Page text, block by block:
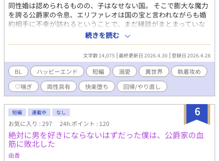
同性婚は認められるものの、子はなせない国。 そこで膨大な魔力
を誇る公爵家の令息、エリファレオは国の宝と言われながらも婚
約相手に不幸が訪れるということで、まだ縁談がまとまっていな
かった。 アカデミーにおける親友でもあり、たった一人の王子で
もあるアダルバードから求婚されたものの、血筋や相手に降りか
かる不幸が気になり、その申し出を断るエリファレオ。 諦めない
王子と家門から逃げて自分と結婚しよう、と言ってエリファレオ
に手を差し伸べたのは義母弟のジェレミーだったが、エリファレ
オはアダルバードと同じ理由でジェレミーの提案を断った。 アダ
ルバードとジェレミーは、お互いがいるからエリファレオが自分
の手を取らないのだ、と勘違いをした結果、エリファレオを巡っ
て決闘をすることになる。 決闘の見届け人から呼びつけられたエ
リファレオが目にしたのは、死にそうになった二人の姿で――？
攻：王子＆異母弟 受：美人な公爵令息 全１２話、完結済。 ※ダ
ブルヒーロー、男性妊娠、近親描写が苦手な方はUターンくださ
い。
続きを読む
文字数 14,075 最終更新日 2026.4.30 登録日 2026.4.28
BL ハッピーエンド 短編 溺愛 異世界
執着攻め
♡喘ぎ
両性具有 快楽堕ち 回帰/やり直し
6
短編 連載中 なし
お気に入り : 297 24h.ポイント : 120
絶対に男を好きにならないはずだった僕は、公爵家の血
筋に敗北した
由香